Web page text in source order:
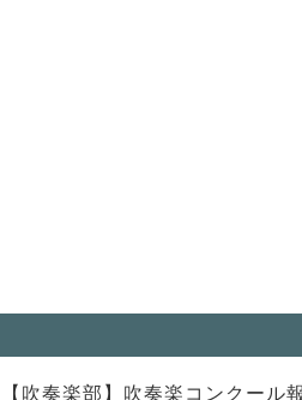
【吹奏楽部】吹奏楽コンクール